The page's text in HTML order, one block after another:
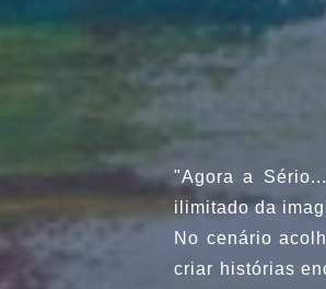
"Agora a
ilimitado da
No cenário
criar histórias